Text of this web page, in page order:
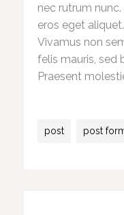
nec rutrum
eros eget
Vivamus non
felis mauris, sed
Praesent
post post